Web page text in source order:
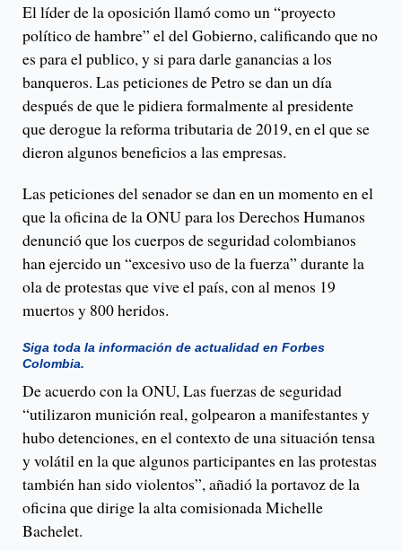
El líder de la oposición llamó como un “proyecto
político de hambre” el del Gobierno, calificando que no
es para el publico, y si para darle ganancias a los
banqueros. Las peticiones de Petro se dan un día
después de que le pidiera formalmente al presidente
que derogue la reforma tributaria de 2019, en el que se
dieron algunos beneficios a las empresas.
Las peticiones del senador se dan en un momento en el
que la oficina de la ONU para los Derechos Humanos
denunció que los cuerpos de seguridad colombianos
han ejercido un “excesivo uso de la fuerza” durante la
ola de protestas que vive el país, con al menos 19
muertos y 800 heridos.
Siga toda la información de actualidad en Forbes
Colombia.
De acuerdo con la ONU, Las fuerzas de seguridad
“utilizaron munición real, golpearon a manifestantes y
hubo detenciones, en el contexto de una situación tensa
y volátil en la que algunos participantes en las protestas
también han sido violentos”, añadió la portavoz de la
oficina que dirige la alta comisionada Michelle
Bachelet.